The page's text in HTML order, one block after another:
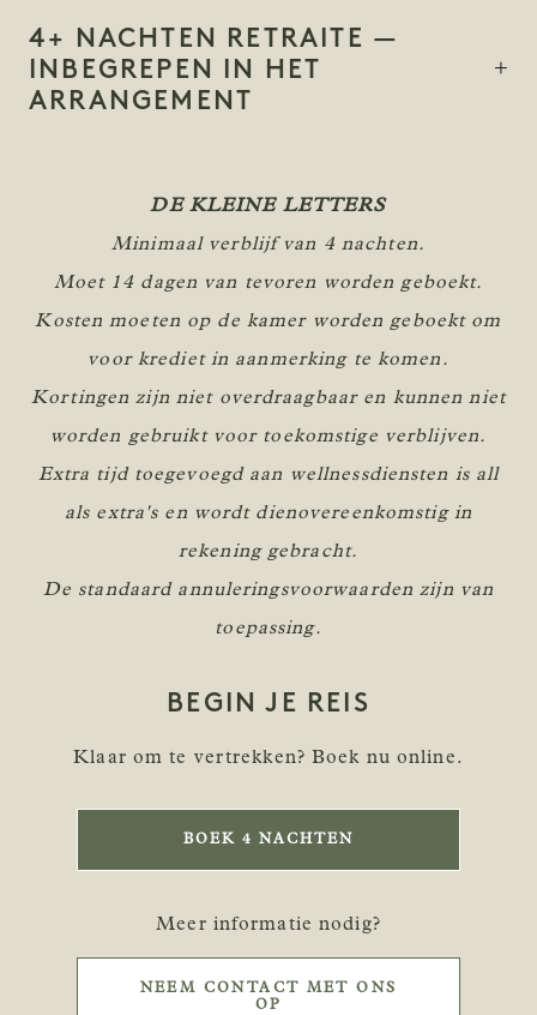
4+ NACHTEN RETRAITE —
INBEGREPEN IN HET
ARRANGEMENT
DE KLEINE LETTERS
Minimaal verblijf van 4 nachten.
Moet 14 dagen van tevoren worden geboekt.
Kosten moeten op de kamer worden geboekt om
voor krediet in aanmerking te komen.
Kortingen zijn niet overdraagbaar en kunnen niet
worden gebruikt voor toekomstige verblijven.
Extra tijd toegevoegd aan wellnessdiensten is all
als extra's en wordt dienovereenkomstig in
rekening gebracht.
De standaard annuleringsvoorwaarden zijn van
toepassing.
BEGIN JE REIS
Klaar om te vertrekken? Boek nu online.
BOEK 4 NACHTEN
Meer informatie nodig?
NEEM CONTACT MET ONS
OP